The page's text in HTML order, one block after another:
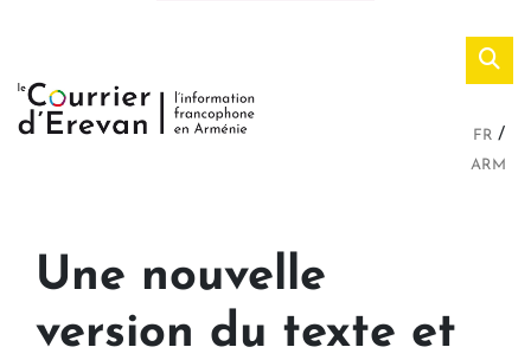
FR
ARM
Une nouvelle
version du texte et